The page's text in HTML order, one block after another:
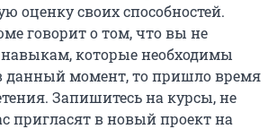
оценку своих способностей.
говорит о том, что вы не
навыкам, которые необходимы
данный момент, то пришло время
Запишитесь на курсы, не
пригласят в новый проект на